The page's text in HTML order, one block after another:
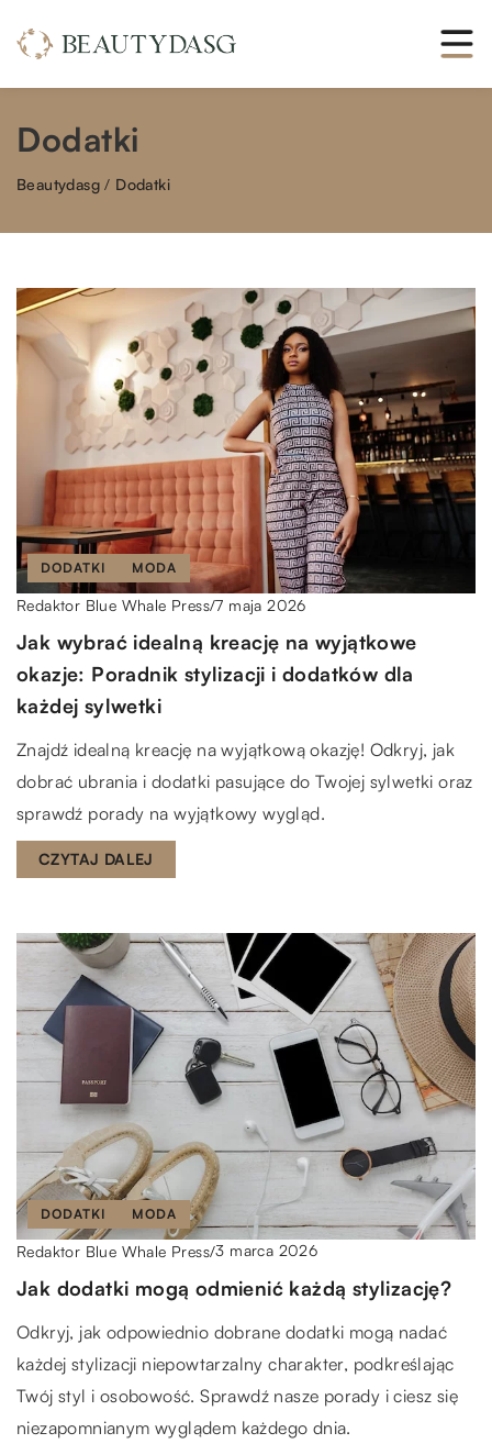
Dodatki
Beautydasg / Dodatki
DODATKI MODA
Redaktor Blue Whale Press/7 maja 2026
Jak wybrać idealną kreację na wyjątkowe
okazje: Poradnik stylizacji i dodatków dla
każdej sylwetki
Znajdź idealną kreację na wyjątkową okazję! Odkryj, jak
dobrać ubrania i dodatki pasujące do Twojej sylwetki oraz
sprawdź porady na wyjątkowy wygląd.
CZYTAJ DALEJ
DODATKI MODA
Redaktor Blue Whale Press/3 marca 2026
Jak dodatki mogą odmienić każdą stylizację?
Odkryj, jak odpowiednio dobrane dodatki mogą nadać
każdej stylizacji niepowtarzalny charakter, podkreślając
Twój styl i osobowość. Sprawdź nasze porady i ciesz się
niezapomnianym wyglądem każdego dnia.